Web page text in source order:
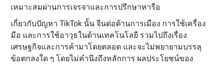
เหมาะสมผ่านการเจรจาและการปรึกษาหารือ
เกี่ยวกับปัญหา TikTok นั้น จีนต่อต้านการเมือง การใช้เครื่อง
มือ และการใช้อาวุธในด้านเทคโนโลยี รวมไปถึงเรื่อง
เศรษฐกิจและการค้ามาโดยตลอด และจะไม่พยายามบรรลุ
ข้อตกลงใด ๆ โดยไม่คำนึงถึงหลักการ ผลประโยชน์ของ